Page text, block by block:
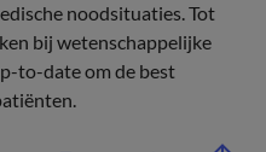
noodsituaties. Tot
bij wetenschappelijke
to-date om de best